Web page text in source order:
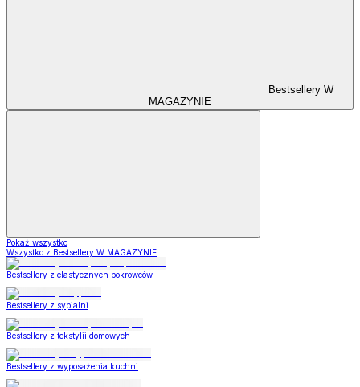
Bestsellery W
MAGAZYNIE
Pokaż wszystko
Wszystko z Bestsellery W MAGAZYNIE
Bestsellery z elastycznych pokrowców
Bestsellery z sypialni
Bestsellery z tekstylii domowych
Bestsellery z wyposażenia kuchni